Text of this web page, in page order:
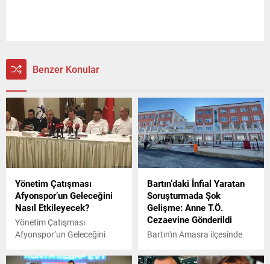
Benzer Konular
Yönetim Çatışması
Afyonspor’un Geleceğini
Nasıl Etkileyecek?
Yönetim Çatışması
Afyonspor’un Geleceğini
Bartın’daki İnfial Yaratan
Soruşturmada Şok
Gelişme: Anne T.Ö.
Cezaevine Gönderildi
Bartın'ın Amasra ilçesinde
çocuğuna yönelik 33